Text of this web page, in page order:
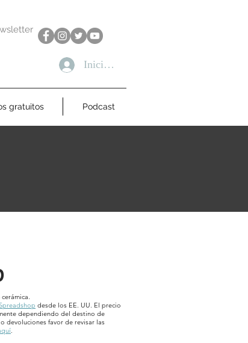
Iniciar sesión
gratuitos Podcast
desde los EE. UU. El precio
dependiendo del destino de
devoluciones favor de revisar las
.